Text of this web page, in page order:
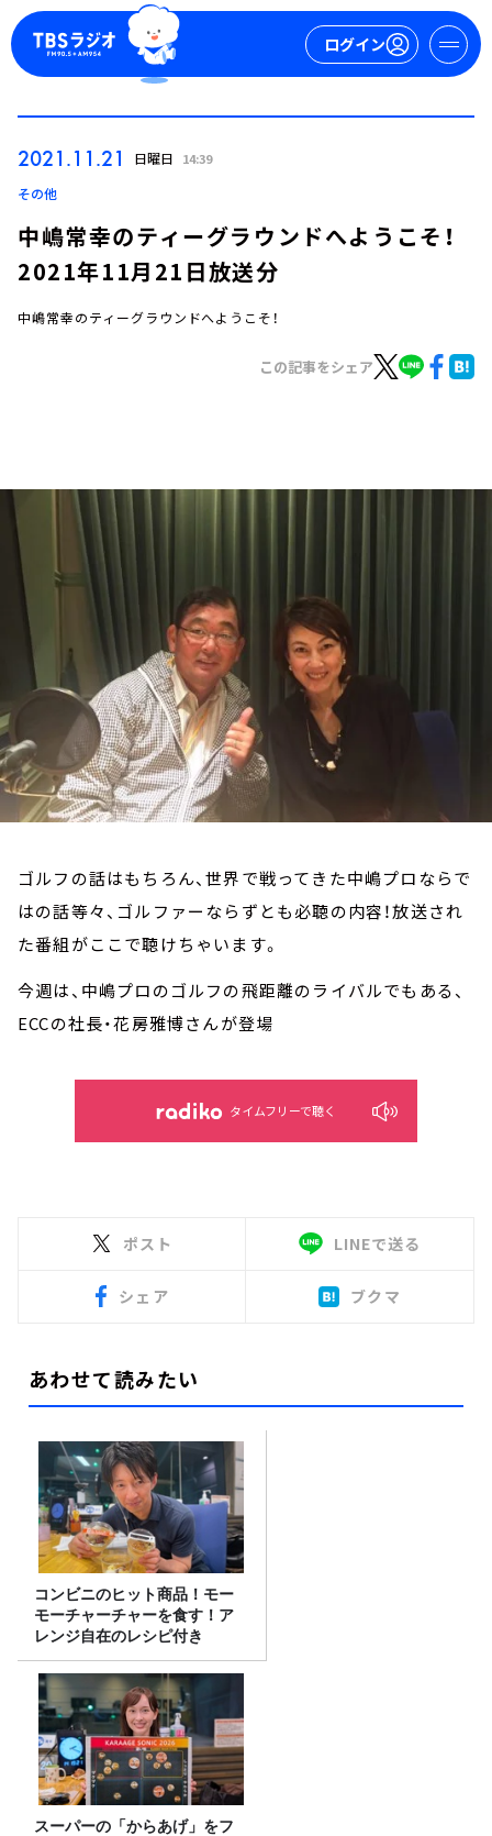
ログイン
お知らせ
イベント・グッズ
YouTube
会社情報
2021.11.21 日曜日 14:39
その他
中嶋常幸のティーグラウンドへようこそ！
2021年11月21日放送分
中嶋常幸のティーグラウンドへようこそ！
この記事をシェア
ゴルフの話はもちろん、世界で戦ってきた中嶋プロならで
はの話等々、ゴルファーならずとも必聴の内容！放送され
た番組がここで聴けちゃいます。
今週は、中嶋プロのゴルフの飛距離のライバルでもある、
ECCの社長・花房雅博さんが登場
タイムフリーで聴く
ポスト LINEで送る
シェア ブクマ
あわせて読みたい
コンビニのヒット商品！モー
モーチャーチャーを食す！ア
レンジ自在のレシピ付き
スーパーの「からあげ」をフ